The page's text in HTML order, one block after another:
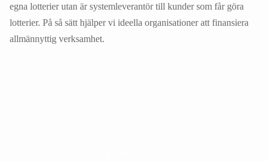
egna lotterier utan är systemleverantör till kunder som får göra
lotterier. På så sätt hjälper vi ideella organisationer att finansiera
allmännyttig verksamhet.